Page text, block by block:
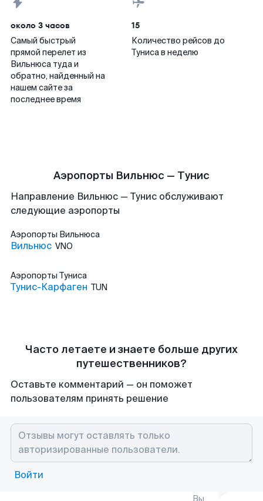
около 3 часов
Самый быстрый
прямой перелет из
Вильнюса туда и
обратно, найденный на
нашем сайте за
последнее время
15
Количество рейсов до
Туниса в неделю
Аэропорты Вильнюс — Тунис
Направление Вильнюс — Тунис обслуживают
следующие аэропорты
Аэропорты Вильнюса
Вильнюс VNO
Аэропорты Туниса
Тунис-Карфаген TUN
Часто летаете и знаете больше других
путешественников?
Оставьте комментарий — он поможет
пользователям принять решение
Войти
Вы